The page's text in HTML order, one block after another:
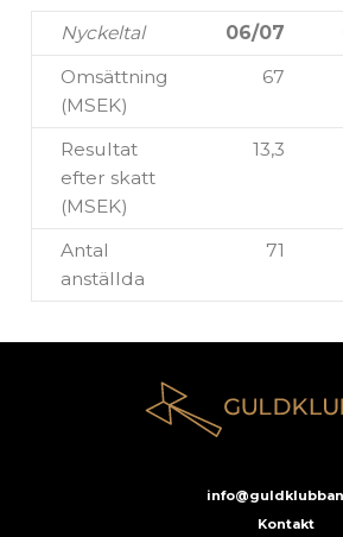
Nyckeltal 06/07
Omsättning
(MSEK)
67
Resultat
efter skatt
(MSEK)
13,3
Antal
anställda
71
Kontakt